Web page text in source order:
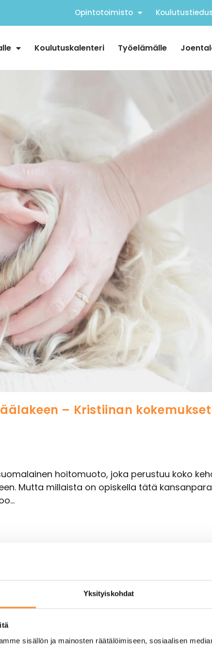
Yksityiskohdat
sisällön ja mainosten räätälöimiseen, sosiaalisen
Opintotoimisto
Koulutuskalenteri Työelämälle
– Kristiinan
hoitomuoto, joka perustuu koko
Mutta millaista on opiskella tätä